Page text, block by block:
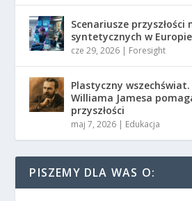
Scenariusze
syntetycznych w Europie
cze 29, 2026 | Foresight
Plastyczny
Williama Jamesa
przyszłości
maj 7, 2026 | Edukacja
PISZEMY DLA WAS O: